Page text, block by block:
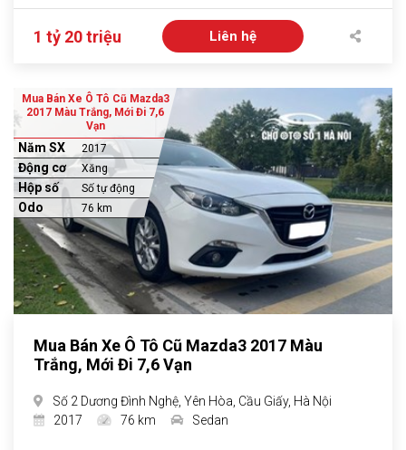
1 tỷ 20 triệu Liên hệ
Mua Bán Xe Ô Tô Cũ Mazda3
2017 Màu Trắng, Mới Đi 7,6
Vạn
Năm SX 2017
Động cơ Xăng
Hộp số Số tự động
Odo 76 km
Mua Bán Xe Ô Tô Cũ Mazda3 2017 Màu
Trắng, Mới Đi 7,6 Vạn
Số 2 Dương Đình Nghệ, Yên Hòa, Cầu Giấy, Hà Nội
2017
76 km Sedan